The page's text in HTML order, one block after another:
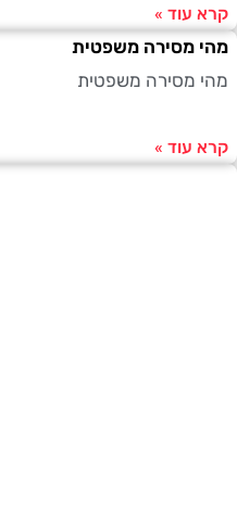
»
מסירה משפטית
מסירה משפטית
»